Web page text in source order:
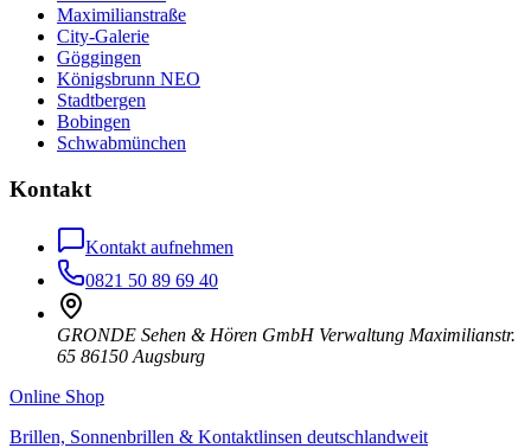
Maximilianstraße
City-Galerie
Göggingen
Königsbrunn NEO
Stadtbergen
Bobingen
Schwabmünchen
Kontakt
Kontakt aufnehmen
0821 50 89 69 40
GRONDE Sehen & Hören GmbH Verwaltung Maximilianstr.
65 86150 Augsburg
Online Shop
Brillen, Sonnenbrillen & Kontaktlinsen deutschlandweit